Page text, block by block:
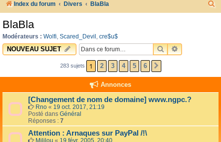
Index du forum Divers BlaBla
h
BlaBla
Modérateurs : Wolfi, Scared_Devil , cre$u$
NOUVEAU SUJET RECHERCHER
RECHERCHE
283 sujets 1 2 3 4 5 6
Annonces
[Changement de nom de domaine] www.ngpc.?
Rno « 19 oct. 2017, 21:19
Posté dans Général
Réponses : 7
Attention : Arnaques sur PayPal /!\